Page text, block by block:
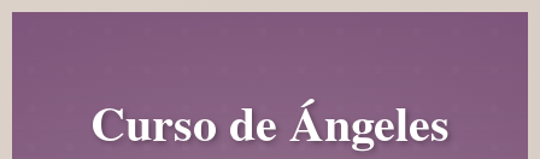
Curso de Ángeles